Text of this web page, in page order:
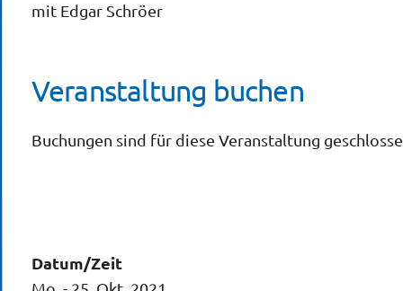
mit Edgar Schröer
Veranstaltung buchen
Buchungen sind für diese Veranstaltung
Datum/Zeit